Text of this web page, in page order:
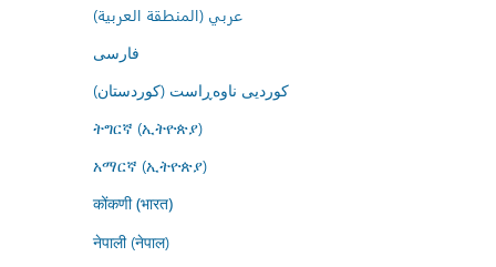
عربي (المنطقة العربية)
فارسى
کوردیی ناوەڕاست (کوردستان)
ትግርኛ (ኢትዮጵያ)
አማርኛ (ኢትዮጵያ)
कोंकणी (भारत)
नेपाली (नेपाल)